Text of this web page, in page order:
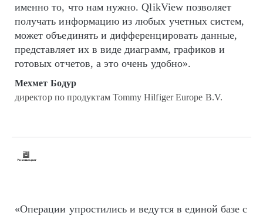
именно то, что нам нужно. QlikView позволяет
получать информацию из любых учетных систем,
может объединять и дифференцировать данные,
представляет их в виде диаграмм, графиков и
готовых отчетов, а это очень удобно».
Мехмет Бодур
директор по продуктам Tommy Hilfiger Europe B.V.
«Операции упростились и ведутся в единой базе с